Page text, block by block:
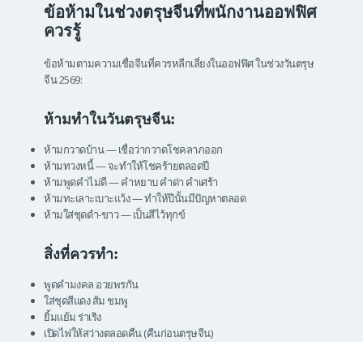
ข้อห้ามในช่วงตรุษจีนที่พนักงานออฟฟิศ
ควรรู้
ข้อห้ามตามความเชื่อจีนที่ควรหลีกเลี่ยงในออฟฟิศ ในช่วงวันตรุษ
จีน 2569:
ห้ามทำในวันตรุษจีน:
ห้ามกวาดบ้าน — เชื่อว่ากวาดโชคลาภออก
ห้ามทวงหนี้ — จะทำให้โชคร้ายตลอดปี
ห้ามพูดคำไม่ดี — คำหยาบ คำด่า คำเศร้า
ห้ามทะเลาะเบาะแว้ง — ทำให้ปีนั้นมีปัญหาตลอด
ห้ามใส่ชุดดำ-ขาว — เป็นสีไว้ทุกข์
สิ่งที่ควรทำ:
พูดคำมงคล อวยพรกัน
ใส่ชุดสีแดง ส้ม ชมพู
ยิ้มแย้ม ร่าเริง
เปิดไฟให้สว่างตลอดคืน (คืนก่อนตรุษจีน)